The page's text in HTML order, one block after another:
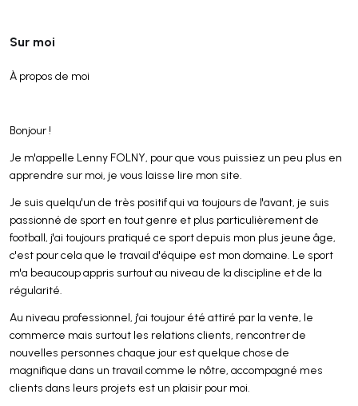
Sur moi
À propos de moi
Bonjour !
Je m'appelle Lenny FOLNY, pour que vous puissiez un peu plus en
apprendre sur moi, je vous laisse lire mon site.
Je suis quelqu'un de très positif qui va toujours de l'avant, je suis
passionné de sport en tout genre et plus particulièrement de
football, j'ai toujours pratiqué ce sport depuis mon plus jeune âge,
c'est pour cela que le travail d'équipe est mon domaine. Le sport
m'a beaucoup appris surtout au niveau de la discipline et de la
régularité.
Au niveau professionnel, j'ai toujour été attiré par la vente, le
commerce mais surtout les relations clients, rencontrer de
nouvelles personnes chaque jour est quelque chose de
magnifique dans un travail comme le nôtre, accompagné mes
clients dans leurs projets est un plaisir pour moi.